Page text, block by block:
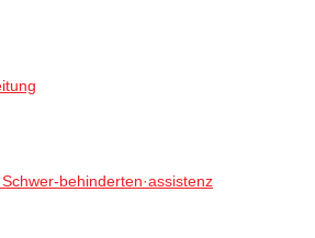
behinderten·assistenz